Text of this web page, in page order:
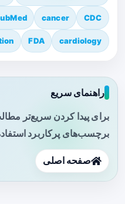
CDC
cancer
cardiology
FDA
راهنمای سریع
برای پیدا کردن سریع‌تر
برچسب‌های پرکاربرد
صفحه اصلی